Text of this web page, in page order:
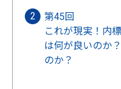
第45回
これが現実！内
は何が良いのか
のか？